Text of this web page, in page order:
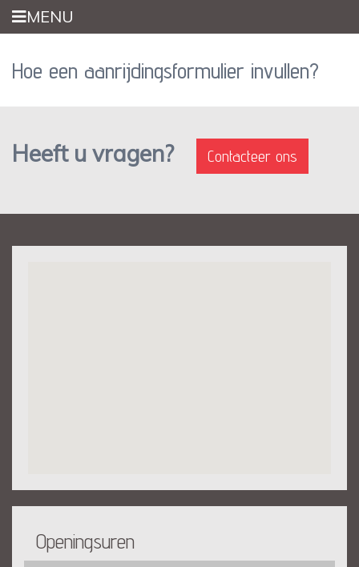
Overslaan
en
de
inhoud
MENU
Hoe een aanrijdingsformulier invullen?
Heeft u vragen? Contacteer ons
Openingsuren